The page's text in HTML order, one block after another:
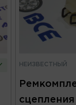
НЕИЗВЕСТНЫЙ
сцепления